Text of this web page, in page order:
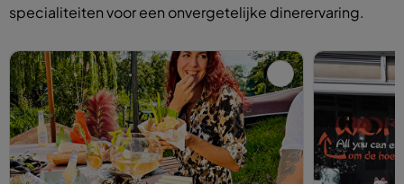
specialiteiten voor een onvergetelijke dinerervaring.